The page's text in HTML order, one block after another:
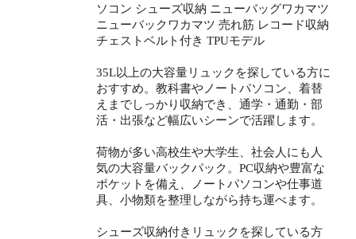
ソコン シューズ収納 ニューバッグワカマツ
ニューバックワカマツ 売れ筋 レコード収納
チェストベルト付き TPUモデル
35L以上の大容量リュックを探している方に
おすすめ。教科書やノートパソコン、着替
えまでしっかり収納でき、通学・通勤・部
活・出張など幅広いシーンで活躍します。
荷物が多い高校生や大学生、社会人にも人
気の大容量バックパック。PC収納や豊富な
ポケットを備え、ノートパソコンや仕事道
具、小物類を整理しながら持ち運べます。
シューズ収納付きリュックを探している方